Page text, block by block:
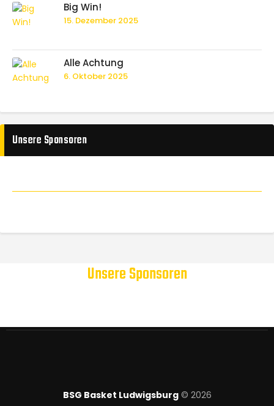
Big Win!
15. Dezember 2025
Alle Achtung
6. Oktober 2025
Unsere Sponsoren
Unsere Sponsoren
BSG Basket Ludwigsburg© 2026